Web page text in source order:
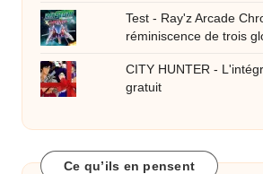
Test - Ray'z Arcade
réminiscence de trois
CITY HUNTER -
gratuit
Ce qu’ils en pensent